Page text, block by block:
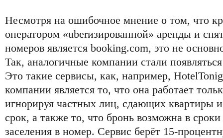
Несмотря на ошибочное мнение о том, что
оператором «uberизированной» аренды и
номеров является booking.com, это не
Так, аналогичные компании стали
Это такие сервисы, как, например,
компании является то, что она работает
игнорируя частных лиц, сдающих квартиры
срок, а также то, что бронь возможна в
заселения в номер. Сервис берёт 15-